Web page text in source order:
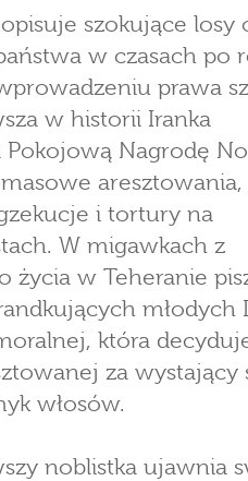
szokujące losy
w czasach po
prawa
w historii Iranka
Pokojową Nagrodę
aresztowania,
i tortury na
W migawkach z
życia w Teheranie
młodych
która
za wystający
włosów.
noblistka ujawnia